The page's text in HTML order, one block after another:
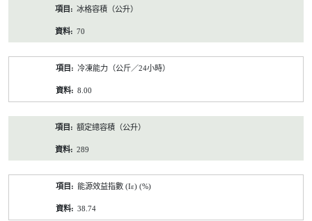
冰格容積（公升）
70
冷凍能力（公斤／24小時）
8.00
額定總容積（公升）
289
能源效益指數 (Iε) (%)
38.74